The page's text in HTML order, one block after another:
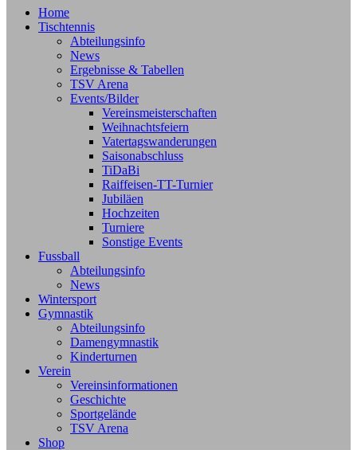
Home
Tischtennis
Abteilungsinfo
News
Ergebnisse & Tabellen
TSV Arena
Events/Bilder
Vereinsmeisterschaften
Weihnachtsfeiern
Vatertagswanderungen
Saisonabschluss
TiDaBi
Raiffeisen-TT-Turnier
Jubiläen
Hochzeiten
Turniere
Sonstige Events
Fussball
Abteilungsinfo
News
Wintersport
Gymnastik
Abteilungsinfo
Damengymnastik
Kinderturnen
Verein
Vereinsinformationen
Geschichte
Sportgelände
TSV Arena
Shop